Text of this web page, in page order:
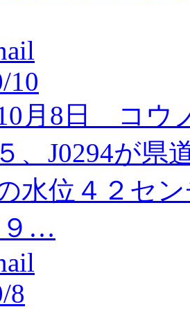
10
月8日 コウ
、J0294が
水位４２セ
９…
8